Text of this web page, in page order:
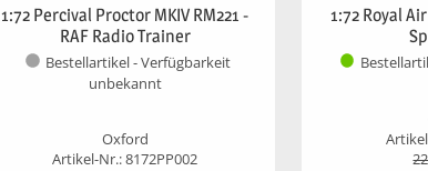
1:72 Percival Proctor MKIV RM221 -
RAF Radio Trainer
Bestellartikel - Verfügbarkeit
unbekannt
Oxford
Artikel-Nr.: 8172PP002
1:72 Royal